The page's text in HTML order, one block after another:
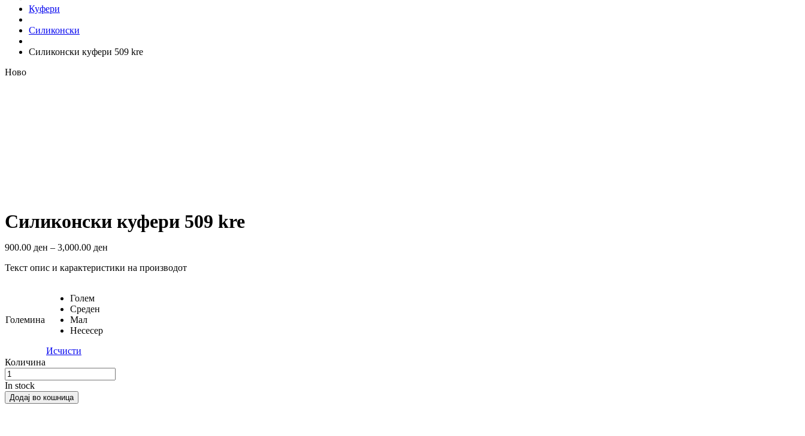
Куфери
Силиконски
Силиконски куфери 509 kre
Ново
Силиконски куфери 509 kre
900.00 ден – 3,000.00 ден
Текст опис и карактеристики на производот
Големина
Голем
Среден
Мал
Несесер
Исчисти
Количина
In stock
Додај во кошница